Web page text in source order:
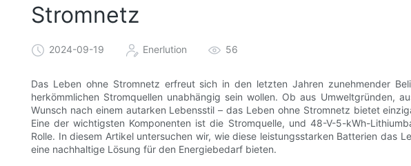
Stromnetz
2024-09-19 Enerlution 56
Das Leben ohne Stromnetz erfreut sich in den letzten Jahren zunehmender
herkömmlichen Stromquellen unabhängig sein wollen. Ob aus Umweltgründen,
Wunsch nach einem autarken Lebensstil – das Leben ohne Stromnetz bietet
Eine der wichtigsten Komponenten ist die Stromquelle, und 48-V-5-kWh-
Rolle. In diesem Artikel untersuchen wir, wie diese leistungsstarken Batterien das
eine nachhaltige Lösung für den Energiebedarf bieten.